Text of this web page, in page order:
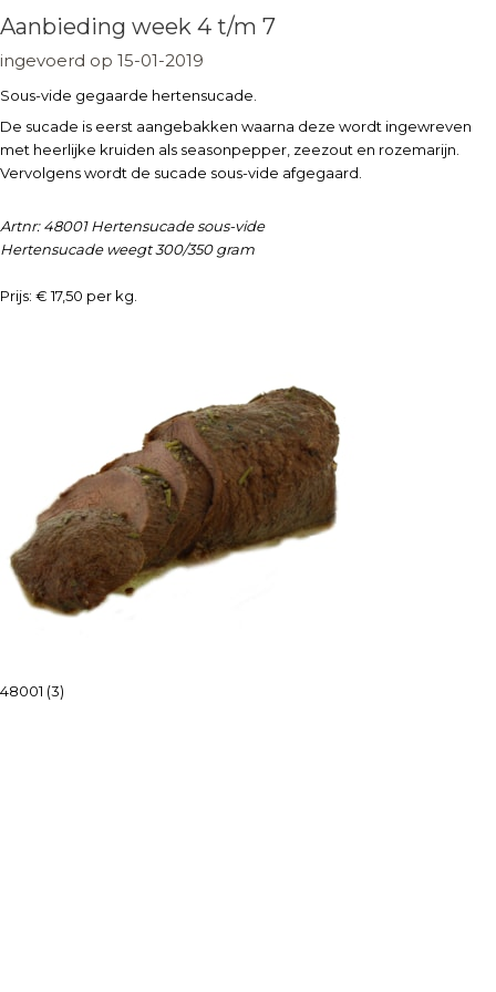
Aanbieding week 4 t/m 7
ingevoerd op 15-01-2019
Sous-vide gegaarde hertensucade.
De sucade is eerst aangebakken waarna deze wordt ingewreven
met heerlijke kruiden als seasonpepper, zeezout en rozemarijn.
Vervolgens wordt de sucade sous-vide afgegaard.
Artnr: 48001 Hertensucade sous-vide
Hertensucade weegt 300/350 gram
Prijs: € 17,50 per kg.
48001 (3)